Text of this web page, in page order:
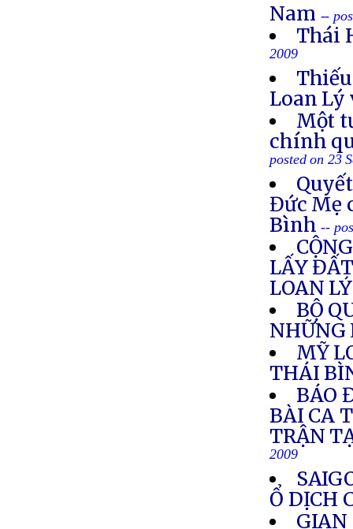
Nam --
Thái
2009
Loan Lý
Một
chính
posted on 23
Đức Mẹ
Bình --
LẤY
LOAN LÝ
BỘ
NHỮNG
MỸ
THÁI
BÁO
BÀI CA
TRẬN
2009
Ổ DỊCH
GIAN